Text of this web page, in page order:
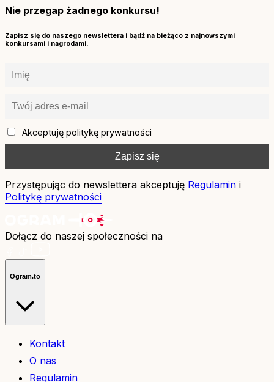
Nie przegap żadnego konkursu!
Zapisz się do naszego newslettera i bądź na bieżąco z najnowszymi
konkursami i nagrodami.
Akceptuję politykę prywatności
Przystępując do newslettera akceptuję Regulamin i
Politykę prywatności
Dołącz do naszej społeczności na
Ogram.to
Kontakt
O nas
Regulamin